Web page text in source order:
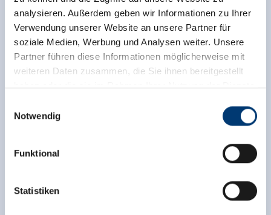
analysieren. Außerdem geben wir Informationen zu Ihrer
Verwendung unserer Website an unsere Partner für
soziale Medien, Werbung und Analysen weiter. Unsere
Partner führen diese Informationen möglicherweise mit
weiteren Daten zusammen, die Sie ihnen bereitgestellt
haben oder die sie im Rahmen Ihrer Nutzung der Dienste
Rohr 23// A-6280 Zell am Ziller
www.zillertalarena.com
Notwendig
Funktional
StatistikenJetzt für den newsletter